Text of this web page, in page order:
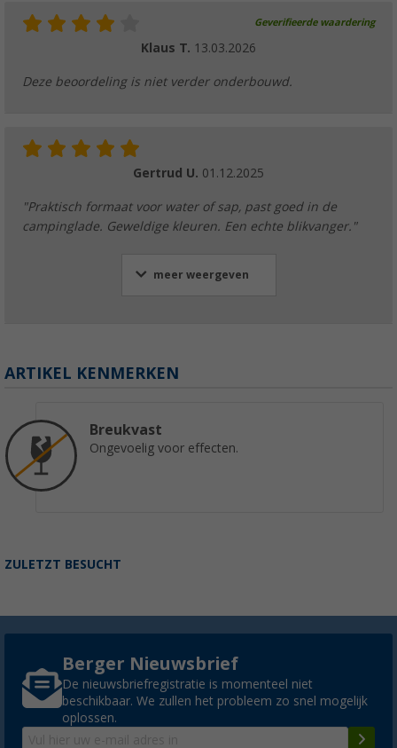
vanaf€ 4,99Adviesprijs
(4)
€ 24,99Adviesprijs € 34,99
Geverifieerde waardering
Klaus T. 13.03.2026
Deze beoordeling is niet verder onderbouwd.
Gertrud U. 01.12.2025
"Praktisch formaat voor water of sap, past goed in de
campinglade. Geweldige kleuren. Een echte blikvanger."
meer weergeven
ARTIKEL KENMERKEN
Breukvast
Ongevoelig voor effecten.
ZULETZT BESUCHT
Berger Nieuwsbrief
De nieuwsbriefregistratie is momenteel niet
beschikbaar. We zullen het probleem zo snel mogelijk
oplossen.